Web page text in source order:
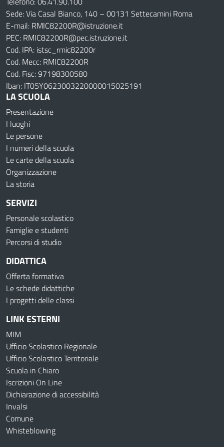
Sede: Via Casal Bianco, 140 – 00131 Settecamini Roma
E-mail: RMIC82200R@istruzione.it
PEC: RMIC82200R@pec.istruzione.it
Cod. IPA: istsc_rmic82200r
Cod. Mecc: RMIC82200R
Cod. Fisc: 97198300580
Iban: IT05Y0623003220000015025191
LA SCUOLA
Presentazione
I luoghi
Le persone
I numeri della scuola
Le carte della scuola
Organizzazione
La storia
SERVIZI
Personale scolastico
Famiglie e studenti
Percorsi di studio
DIDATTICA
Offerta formativa
Le schede didattiche
I progetti delle classi
LINK ESTERNI
MIM
Ufficio Scolastico Regionale
Ufficio Scolastico Territoriale
Scuola in Chiaro
Iscrizioni On Line
Dichiarazione di accessibilità
Invalsi
Comune
Whisteblowing